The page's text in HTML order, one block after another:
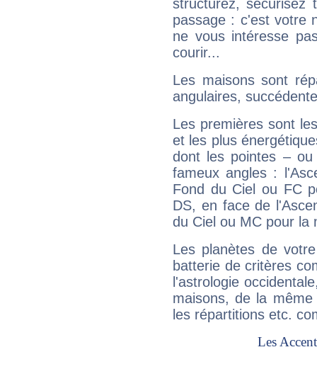
structurez, sécurisez
passage : c'est votre
ne vous intéresse
courir...
Les maisons sont
angulaires,
Les premières sont
et les plus
dont les pointes –
fameux angles :
Fond du Ciel ou FC
DS, en face de
du Ciel ou MC pour la
Les planètes de
batterie de critères
l'astrologie
maisons, de la
les répartitions etc.